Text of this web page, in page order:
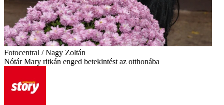
Fotocentral / Nagy Zoltán
Nótár Mary ritkán enged betekintést az otthonába